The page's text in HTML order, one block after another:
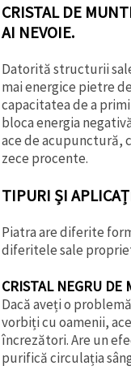
CRISTAL DE
AI NEVOIE.
Datorită structurii
mai energice pietre
capacitatea de a
bloca energia
ace de acupunctură,
zece procente.
TIPURI ȘI
Piatra are diferite
diferitele sale
CRISTAL NEGRU DE
Dacă aveți o
vorbiți cu oamenii,
încrezători. Are un
purifică circulația